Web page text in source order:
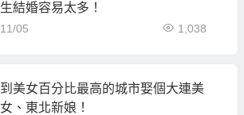
生結婚容易太多！
11/05 1,038
到美女百分比最高的城市娶個大連美
女、東北新娘！